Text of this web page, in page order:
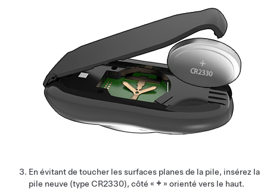
En évitant de toucher les surfaces planes de la pile, insérez la
pile neuve (type CR2330), côté « + » orienté vers le haut.